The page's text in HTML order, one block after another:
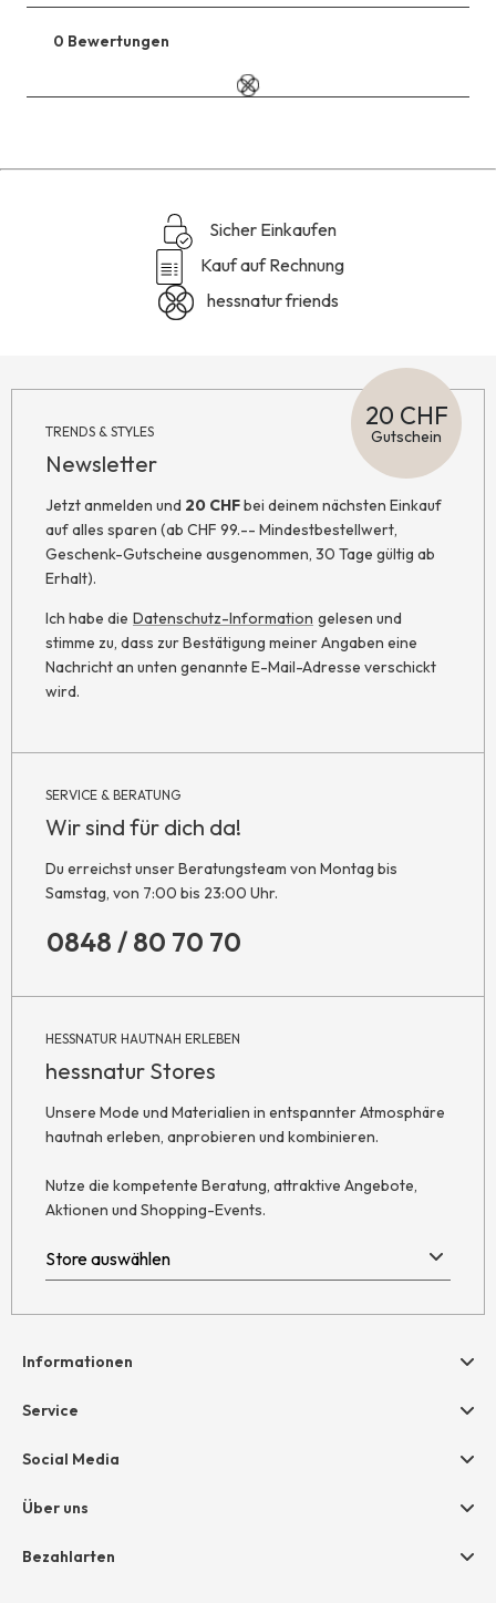
CHF 159.99
anstatt
CHF 319.99
0 Bewertungen
Reviews
Sicher Einkaufen
Kauf auf Rechnung
hessnatur friends
TRENDS & STYLES
Newsletter
20 CHF
Gutschein
Jetzt anmelden und 20 CHFbei deinem nächsten Einkauf
auf alles sparen (ab CHF 99.-- Mindestbestellwert,
Geschenk-Gutscheine ausgenommen, 30 Tage gültig ab
Erhalt).
Ich habe die Datenschutz-Information gelesen und
stimme zu, dass zur Bestätigung meiner Angaben eine
Nachricht an unten genannte E-Mail-Adresse verschickt
wird.
SERVICE & BERATUNG
Wir sind für dich da!
Du erreichst unser Beratungsteam von Montag bis
Samstag, von 7:00 bis 23:00 Uhr.
0848 / 80 70 70
HESSNATUR HAUTNAH ERLEBEN
hessnatur Stores
Unsere Mode und Materialien in entspannter Atmosphäre
hautnah erleben, anprobieren und kombinieren.
Nutze die kompetente Beratung, attraktive Angebote,
Aktionen und Shopping-Events.
Informationen
Hilfe & Kontakt
AGB
Widerruf
Impressum
Service
Geschenkgutscheine
Größentabelle
Social Media
Über uns
Unternehmen
Bezahlarten